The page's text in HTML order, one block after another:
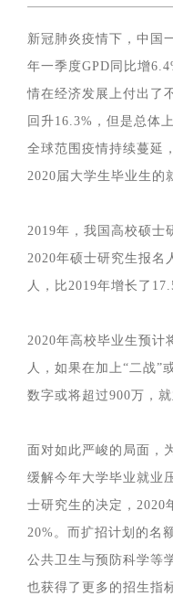
新冠肺炎疫情下，中国
年一季度GPD同比增
情在经济发展上付出了
回升16.3%，但是总体
全球范围疫情持续蔓延
2020届大学生毕业生的
2019年，我国高校硕士
2020年硕士研究生报名
人，比2019年增长了
2020年高校毕业生预计
人，如果在加上“二战”
数字或将超过900万，
面对如此严峻的局面，
缓解今年大学毕业就业
士研究生的决定，2020
20%。而扩招计划的名
公共卫生与预防科学等
也获得了更多的招生指